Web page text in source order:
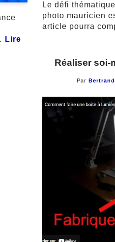
Lire
Le défi
photo mauricien
article pourra
Réaliser soi-
Par